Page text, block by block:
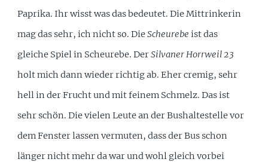
Paprika. Ihr wisst was das bedeutet. Die Mittrinkerin
mag das sehr, ich nicht so. DieScheurebe ist das
gleiche Spiel in Scheurebe. DerSilvaner Horrweil 23
holt mich dann wieder richtig ab. Eher cremig, sehr
hell in der Frucht und mit feinem Schmelz. Das ist
sehr schön. Die vielen Leute an der Bushaltestelle vor
dem Fenster lassen vermuten, dass der Bus schon
länger nicht mehr da war und wohl gleich vorbei